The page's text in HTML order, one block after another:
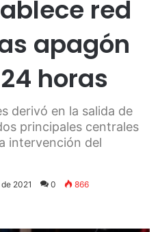
red
apagón
horas
derivó en la salida de
principales centrales
intervención del
2021 0 866